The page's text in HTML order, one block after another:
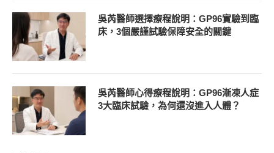
吳芮醫師選擇療程說明：GP96實驗到臨
床，3個嚴謹試驗保障安全的關鍵
吳芮醫師心得療程說明：GP96漸凍人症
3大臨床試驗，為何還沒進入人體？